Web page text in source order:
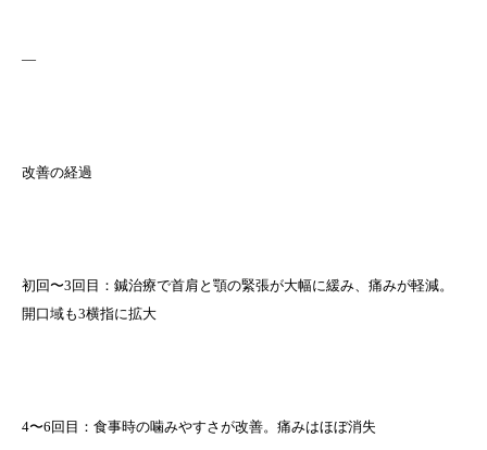
—
改善の経過
初回〜3回目：鍼治療で首肩と顎の緊張が大幅に緩み、痛みが軽減。
開口域も3横指に拡大
4〜6回目：食事時の噛みやすさが改善。痛みはほぼ消失